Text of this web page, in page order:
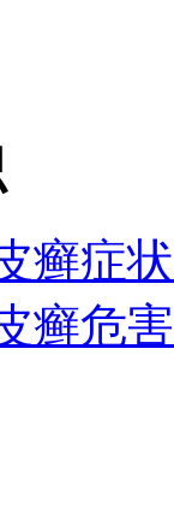
癣症状
癣危害